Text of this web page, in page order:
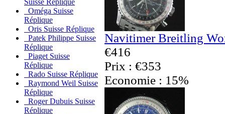
Suisse Réplique
Oméga Suisse
Réplique
Oris Suisse Réplique
Patek Philippe Suisse
Réplique
Piaget Suisse
Réplique
Rado Suisse Réplique
Raymond Weil Suisse
Réplique
Roger Dubuis Suisse
Réplique
Navitimer Breitling
€416
Prix : €353
Economie : 15%